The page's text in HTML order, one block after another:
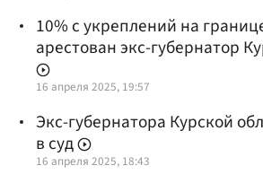
10% с укреплений на
арестован экс-губернатор
16 апреля 2025, 19:57
Экс-губернатора Курской
в суд
16 апреля 2025, 18:43